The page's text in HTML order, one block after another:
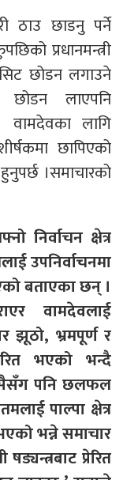
ठाउ छाडनु पर्ने
प्रधानमन्त्री
छोडन लगाउने
लाएपनि
वामदेवका लागि
छापिएको
।समाचारको
निर्वाचन क्षेत्र
उपनिर्वाचनमा
बताएका छन् ।
वामदेवलाई
झूठो, भ्रमपूर्ण र
भएको भन्दै
पनि छलफल
पाल्पा क्षेत्र
भन्ने समाचार
प्रेरित